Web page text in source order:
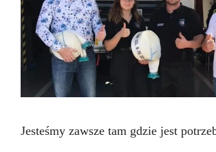
Jesteśmy zawsze tam gdzie jest